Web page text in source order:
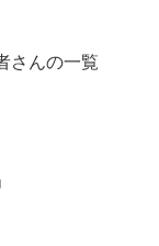
さんの一覧